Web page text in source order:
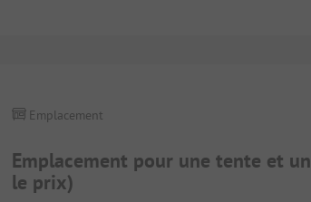
Emplacement pour une tente et
le prix)
Emplacement